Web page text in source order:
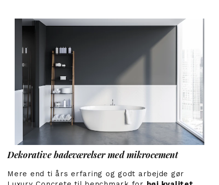
Dekorative badeværelser med mikrocement
Mere end ti års erfaring og godt arbejde gør